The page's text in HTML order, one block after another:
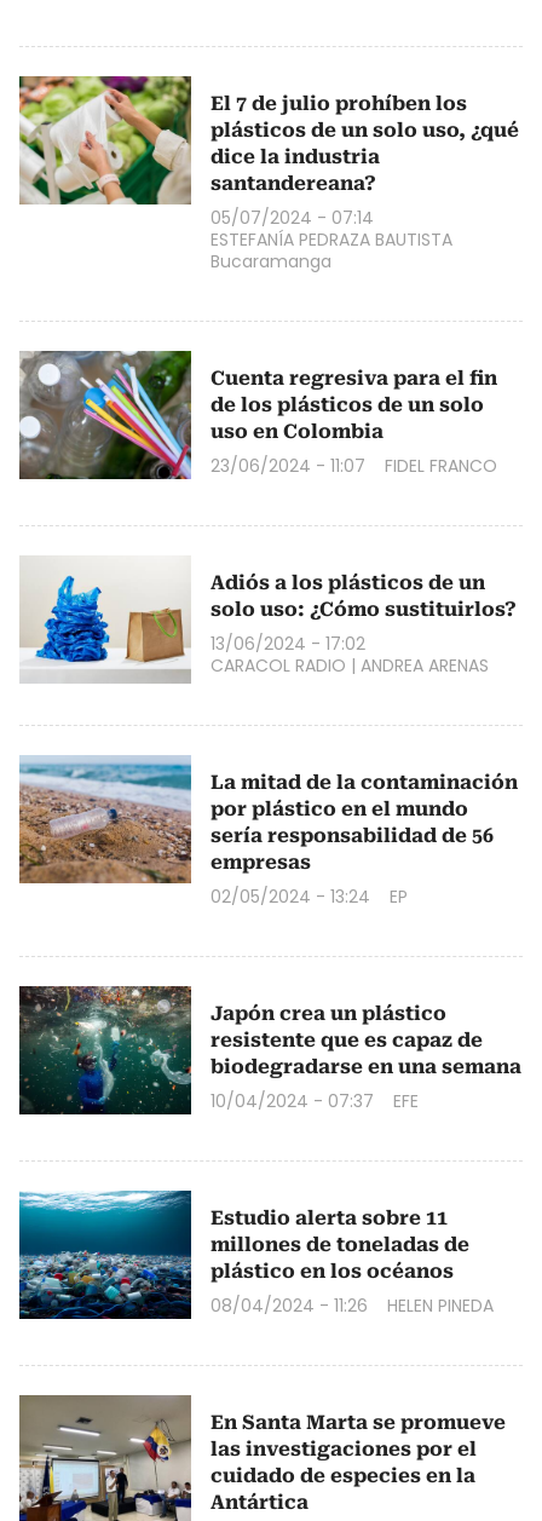
El 7 de julio prohíben los
plásticos de un solo uso, ¿qué
dice la industria
santandereana?
05/07/2024 - 07:14
ESTEFANÍA PEDRAZA BAUTISTA
Bucaramanga
Cuenta regresiva para el fin
de los plásticos de un solo
uso en Colombia
23/06/2024 - 11:07 FIDEL FRANCO
Adiós a los plásticos de un
solo uso: ¿Cómo sustituirlos?
13/06/2024 - 17:02
CARACOL RADIO | ANDREA ARENAS
La mitad de la contaminación
por plástico en el mundo
sería responsabilidad de 56
empresas
02/05/2024 - 13:24 EP
Japón crea un plástico
resistente que es capaz de
biodegradarse en una semana
10/04/2024 - 07:37 EFE
Estudio alerta sobre 11
millones de toneladas de
plástico en los océanos
08/04/2024 - 11:26 HELEN PINEDA
En Santa Marta se promueve
las investigaciones por el
cuidado de especies en la
Antártica